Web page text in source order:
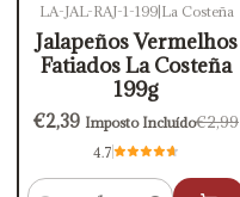
LA-JAL-RAJ-1-199| La Costeña
Jalapeños Vermelhos
Fatiados La Costeña
199g
€2,39 Imposto Incluído€2,99
4.7